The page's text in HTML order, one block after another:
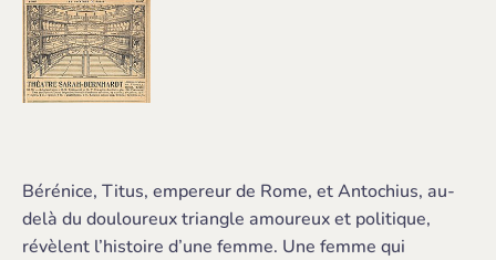
Bérénice, Titus, empereur de Rome, et Antochius, au-
delà du douloureux triangle amoureux et politique,
révèlent l’histoire d’une femme. Une femme qui